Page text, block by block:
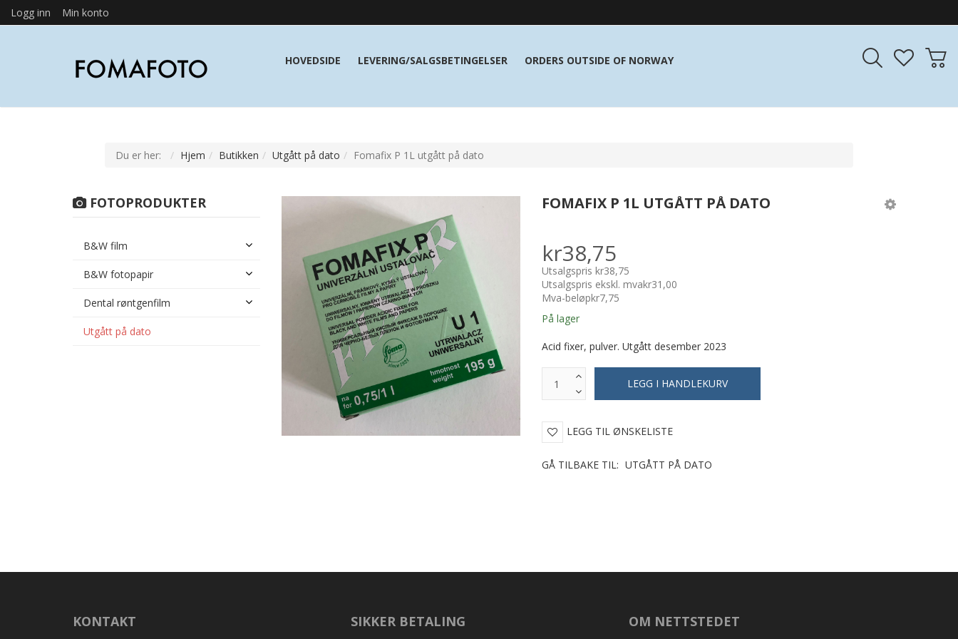
Logg inn Min konto
HOVEDSIDE LEVERING/SALGSBETINGELSER ORDERS OUTSIDE OF NORWAY
Du er her: Hjem Butikken Utgått på dato Fomafix P 1L utgått på dato
FOTOPRODUKTER
B&W film
B&W fotopapir
Dental røntgenfilm
Utgått på dato
FOMAFIX P 1L UTGÅTT PÅ DATO
kr38,75
Utsalgspriskr38,75
Utsalgspris ekskl. mvakr31,00
Mva-beløpkr7,75
På lager
Acid fixer, pulver. Utgått desember 2023
LEGG TIL ØNSKELISTE
GÅ TILBAKE TIL: UTGÅTT PÅ DATO
KONTAKT SIKKER BETALING OM NETTSTEDET